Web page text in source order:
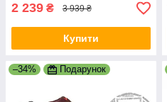
2 239 ₴ 3 939 ₴
Купити
–34% Подарунок